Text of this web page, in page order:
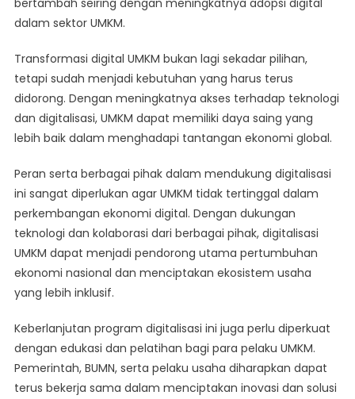
bertambah seiring dengan meningkatnya adopsi digital
dalam sektor UMKM.
Transformasi digital UMKM bukan lagi sekadar pilihan,
tetapi sudah menjadi kebutuhan yang harus terus
didorong. Dengan meningkatnya akses terhadap teknologi
dan digitalisasi, UMKM dapat memiliki daya saing yang
lebih baik dalam menghadapi tantangan ekonomi global.
Peran serta berbagai pihak dalam mendukung digitalisasi
ini sangat diperlukan agar UMKM tidak tertinggal dalam
perkembangan ekonomi digital. Dengan dukungan
teknologi dan kolaborasi dari berbagai pihak, digitalisasi
UMKM dapat menjadi pendorong utama pertumbuhan
ekonomi nasional dan menciptakan ekosistem usaha
yang lebih inklusif.
Keberlanjutan program digitalisasi ini juga perlu diperkuat
dengan edukasi dan pelatihan bagi para pelaku UMKM.
Pemerintah, BUMN, serta pelaku usaha diharapkan dapat
terus bekerja sama dalam menciptakan inovasi dan solusi